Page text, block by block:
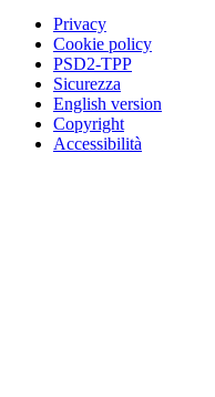
Privacy
Cookie policy
PSD2-TPP
Sicurezza
English version
Copyright
Accessibilità